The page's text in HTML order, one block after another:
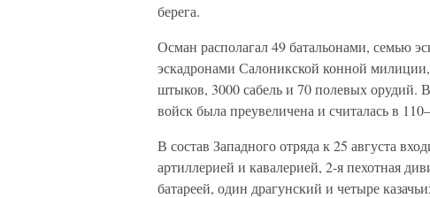
берега.
Осман располагал 49 батальонами, семью
эскадронами Салоникской конной
штыков, 3000 сабель и 70 полевых орудий.
войск была преувеличена и считалась в
В состав Западного отряда к 25 августа
артиллерией и кавалерией, 2-я пехотная
батареей, один драгунский и четыре